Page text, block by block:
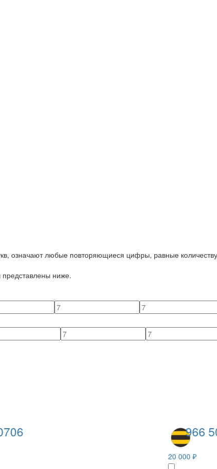
означают любые повторяющиеся цифры, равные
ниже.
966
20 000 ₽